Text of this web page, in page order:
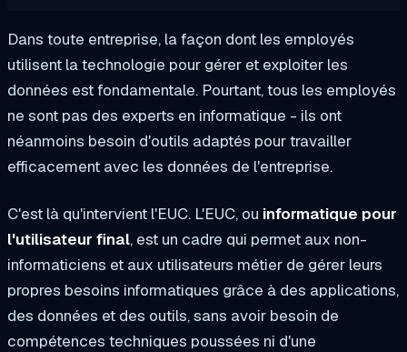
Dans toute entreprise, la façon dont les employés
utilisent la technologie pour gérer et exploiter les
données est fondamentale. Pourtant, tous les employés
ne sont pas des experts en informatique - ils ont
néanmoins besoin d'outils adaptés pour travailler
efficacement avec les données de l'entreprise.
C'est là qu'intervient l'EUC. L'EUC, ou informatique pour
l'utilisateur final, est un cadre qui permet aux non-
informaticiens et aux utilisateurs métier de gérer leurs
propres besoins informatiques grâce à des applications,
des données et des outils, sans avoir besoin de
compétences techniques poussées ni d'une